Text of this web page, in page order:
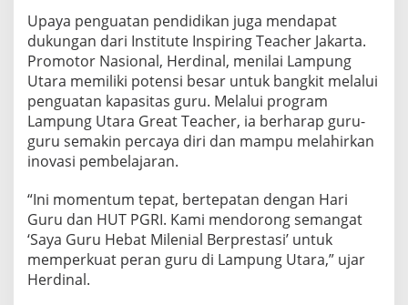
Upaya penguatan pendidikan juga mendapat
dukungan dari Institute Inspiring Teacher Jakarta.
Promotor Nasional, Herdinal, menilai Lampung
Utara memiliki potensi besar untuk bangkit melalui
penguatan kapasitas guru. Melalui program
Lampung Utara Great Teacher, ia berharap guru-
guru semakin percaya diri dan mampu melahirkan
inovasi pembelajaran.
“Ini momentum tepat, bertepatan dengan Hari
Guru dan HUT PGRI. Kami mendorong semangat
‘Saya Guru Hebat Milenial Berprestasi’ untuk
memperkuat peran guru di Lampung Utara,” ujar
Herdinal.